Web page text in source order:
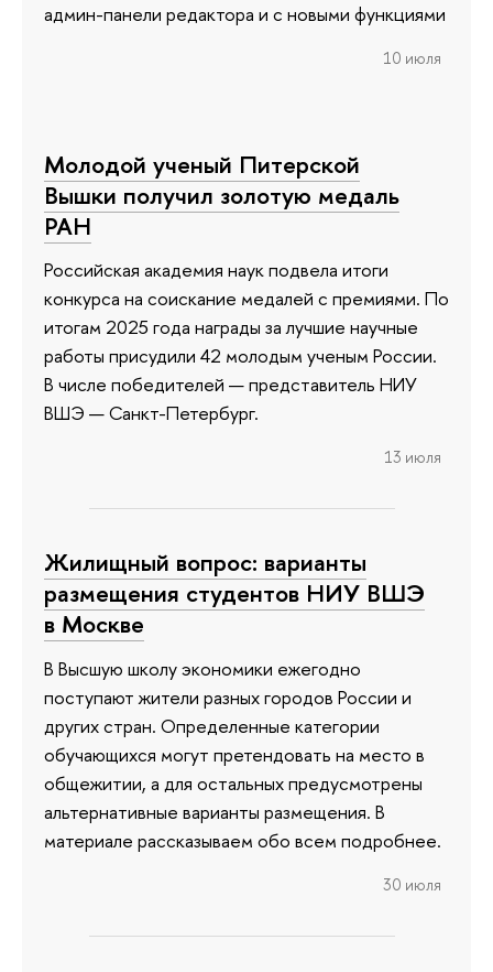
админ-панели редактора и с новыми функциями
10 июля
Молодой ученый Питерской
Вышки получил золотую медаль
РАН
Российская академия наук подвела итоги
конкурса на соискание медалей с премиями. По
итогам 2025 года награды за лучшие научные
работы присудили 42 молодым ученым России.
В числе победителей — представитель НИУ
ВШЭ — Санкт-Петербург.
13 июля
Жилищный вопрос: варианты
размещения студентов НИУ ВШЭ
в Москве
В Высшую школу экономики ежегодно
поступают жители разных городов России и
других стран. Определенные категории
обучающихся могут претендовать на место в
общежитии, а для остальных предусмотрены
альтернативные варианты размещения. В
материале рассказываем обо всем подробнее.
30 июля